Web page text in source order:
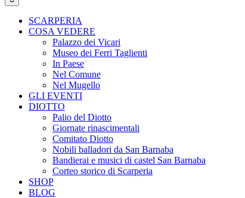
SCARPERIA
COSA VEDERE
Palazzo dei Vicari
Museo dei Ferri Taglienti
In Paese
Nel Comune
Nel Mugello
GLI EVENTI
DIOTTO
Palio del Diotto
Giornate rinascimentali
Comitato Diotto
Nobili balladori da San Barnaba
Bandierai e musici di castel San Barnaba
Corteo storico di Scarperia
SHOP
BLOG